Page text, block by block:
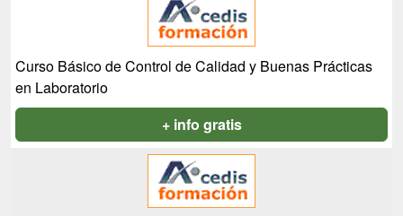
Curso Básico de Control de Calidad y Buenas Prácticas
en Laboratorio
+ info gratis